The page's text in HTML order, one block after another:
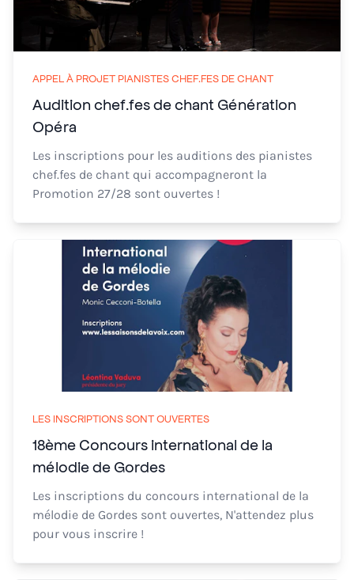
APPEL À PROJET PIANISTES CHEF.FES DE CHANT
Audition chef.fes de chant Génération
Opéra
Les inscriptions pour les auditions des pianistes
chef.fes de chant qui accompagneront la
Promotion 27/28 sont ouvertes !
LES INSCRIPTIONS SONT OUVERTES
18ème Concours international de la
mélodie de Gordes
Les inscriptions du concours international de la
mélodie de Gordes sont ouvertes, N'attendez plus
pour vous inscrire !